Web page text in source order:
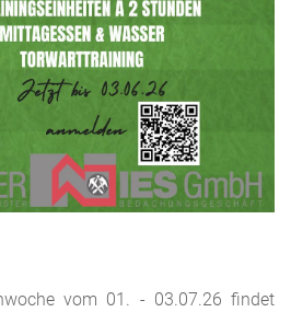
vom 01. - 03.07.26 findet